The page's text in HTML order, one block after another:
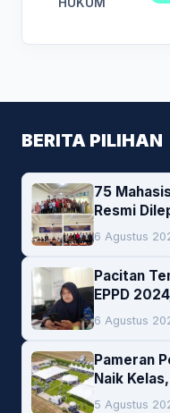
BERITA PILIHAN
75
Resmi
Empat
6 Agustus
Pacitan
EPPD
6 Agustus
Pameran
Naik
Lokal Jadi
5 Agustus